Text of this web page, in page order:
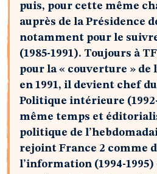
puis, pour cette même
auprès de la Présidence
notamment pour le
(1985-1991). Toujours à
pour la « couverture » de
en 1991, il devient chef
Politique intérieure
même temps et
politique de
rejoint France 2 comme
l’information (1994-